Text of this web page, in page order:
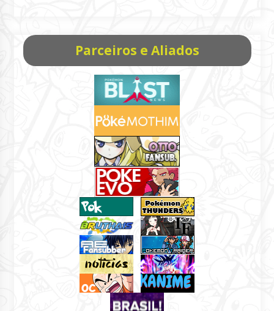
Parceiros e Aliados